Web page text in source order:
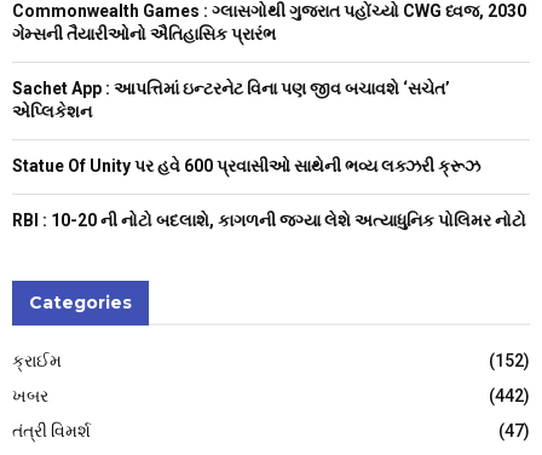
C
Commonwealth Games : ગ્લાસગોથી ગુજરાત પહોંચ્યો CWG ધ્વજ, 2030
ગેમ્સની તૈયારીઓનો ઐતિહાસિક પ્રારંભ
Sachet App : આપત્તિમાં ઇન્ટરનેટ વિના પણ જીવ બચાવશે ‘સચેત’
એપ્લિકેશન
Statue Of Unity પર હવે 600 પ્રવાસીઓ સાથેની ભવ્ય લક્ઝરી ક્રૂઝ
RBI : ₹10-20 ની નોટો બદલાશે, કાગળની જગ્યા લેશે અત્યાધુનિક પોલિમર નોટો
Categories
ક્રાઈમ
(152)
ખબર
(442)
તંત્રી વિમર્શ
(47)